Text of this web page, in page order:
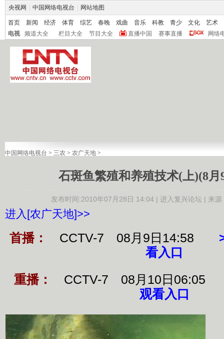
央视网 中国网络电视台 网站地图
首页 新闻 经济 体育 综艺 春晚 戏曲 音乐 科教 青少 文化
艺术
电视
频道大全 栏目大全 节目大全 直播中国 赛事直播 网络
中国网络电视台 > 三农 > 农广天地 >
石斑鱼繁殖和养殖技术(上)(8月
发布时间:2010年07月28日 14:04 | 进入复兴论坛| 来源
进入[农广天地]>>
首播： CCTV-7 08月9日14:58
看入口
重播：
CCTV-7 08月10日
观看入口